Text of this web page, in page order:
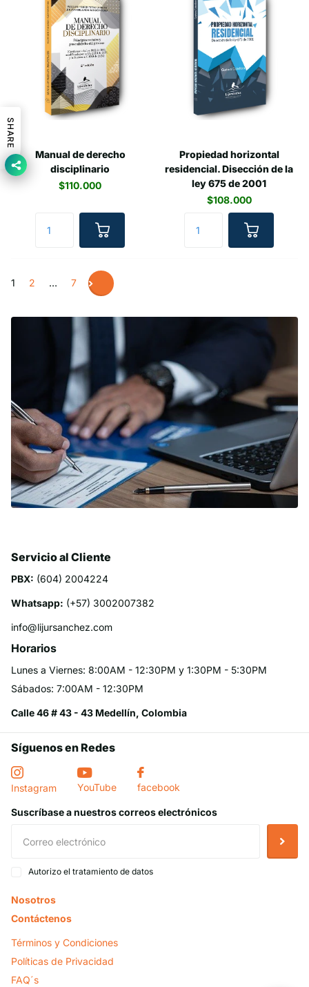
Manual de derecho
disciplinario
$110.000
Propiedad horizontal
residencial. Disección de la
ley 675 de 2001
$108.000
1 2 … 7
Servicio al Cliente
PBX: (604) 2004224
Whatsapp: (+57) 3002007382
info@lijursanchez.com
Horarios
Lunes a Viernes: 8:00AM - 12:30PM y 1:30PM - 5:30PM
Sábados: 7:00AM - 12:30PM
Calle 46 # 43 - 43 Medellín, Colombia
Síguenos en Redes
Instagram YouTube facebook
Suscríbase a nuestros correos electrónicos
Autorizo el tratamiento de datos
Nosotros
Contáctenos
Términos y Condiciones
Políticas de Privacidad
FAQ´s
SHARE